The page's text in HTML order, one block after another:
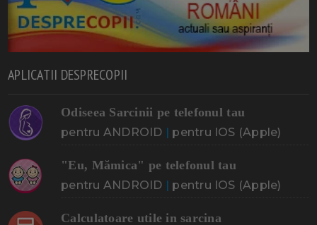
APLICATII DESPRECOPII
Odiseea Sarcinii pe telefonul tau
pentru ANDROID | pentru IOS (Apple)
"Eu, Mămica" pe telefonul tau
pentru ANDROID | pentru IOS (Apple)
Calculatoare utile in sarcina